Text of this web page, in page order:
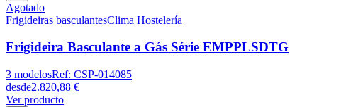
Agotado
Frigideiras basculantesClima Hostelería
Frigideira Basculante a Gás Série EMPPLSDTG
3 modelosRef: CSP-014085
desde2.820,88 €
Ver producto